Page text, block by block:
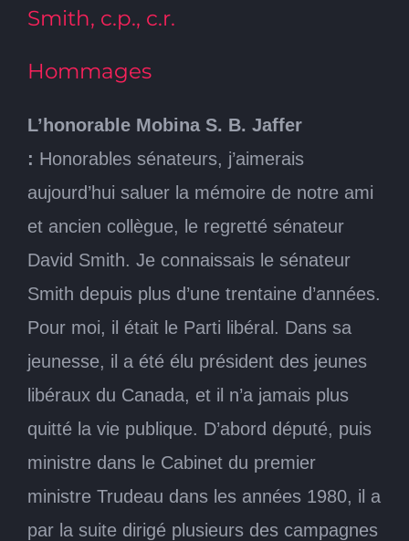
Smith, c.p., c.r.
Hommages
L’honorable Mobina S. B. Jaffer
: Honorables sénateurs, j’aimerais
aujourd’hui saluer la mémoire de notre ami
et ancien collègue, le regretté sénateur
David Smith. Je connaissais le sénateur
Smith depuis plus d’une trentaine d’années.
Pour moi, il était le Parti libéral. Dans sa
jeunesse, il a été élu président des jeunes
libéraux du Canada, et il n’a jamais plus
quitté la vie publique. D’abord député, puis
ministre dans le Cabinet du premier
ministre Trudeau dans les années 1980, il a
par la suite dirigé plusieurs des campagnes